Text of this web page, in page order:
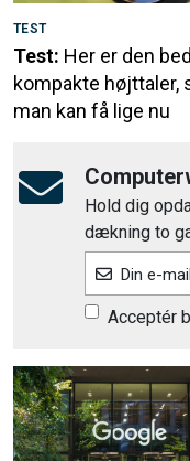
TEST
Test: Her er den
kompakte højttaler,
man kan få lige nu
Hold dig
dækning to
Din e-mail
Acceptér